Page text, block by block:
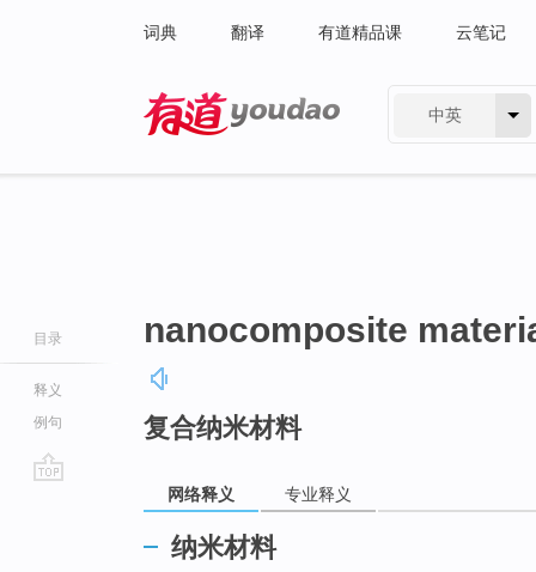
词典 翻译 有道精品课 云笔记
中英
目录
释义
例句
nanocomposite
复合纳米材料
网络释义 专业释义
纳米材料